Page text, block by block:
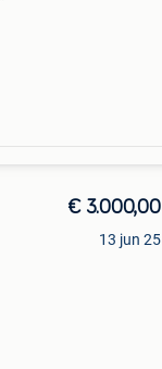
€ 3.000,00
13 jun 25